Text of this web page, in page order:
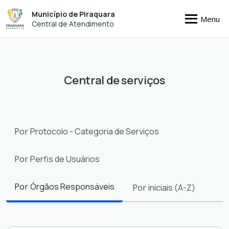
Município de Piraquara
Central de Atendimento
Menu
Central de serviços
PorProtocolo - Categoria de Serviços
PorPerfis de Usuários
PorÓrgãos Responsáveis Poriniciais (A-Z)